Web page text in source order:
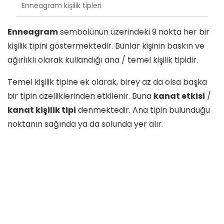
Enneagram kişilik tipleri
Enneagramsembolünün üzerindeki 9 nokta her bir
kişilik tipini göstermektedir. Bunlar kişinin baskın ve
ağırlıklı olarak kullandığı ana / temel kişilik tipidir.
Temel kişilik tipine ek olarak, birey az da olsa başka
bir tipin özelliklerinden etkilenir. Buna kanat etkisi /
kanat kişilik tipi denmektedir. Ana tipin bulunduğu
noktanın sağında ya da solunda yer alır.